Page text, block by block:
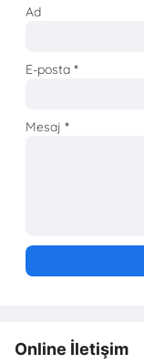
Ad
E-posta*
Mesaj*
Online İletişim